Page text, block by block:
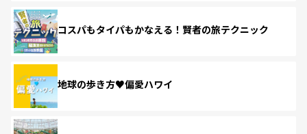
コスパもタイパもかなえる！賢者の旅テクニック
地球の歩き方♥偏愛ハワイ